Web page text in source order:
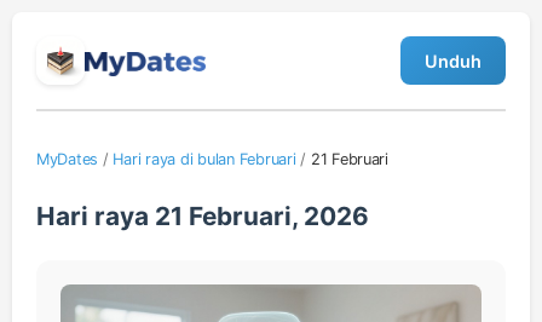
Unduh
MyDates / Hari raya di bulan Februari/ 21 Februari
Hari raya 21 Februari, 2026